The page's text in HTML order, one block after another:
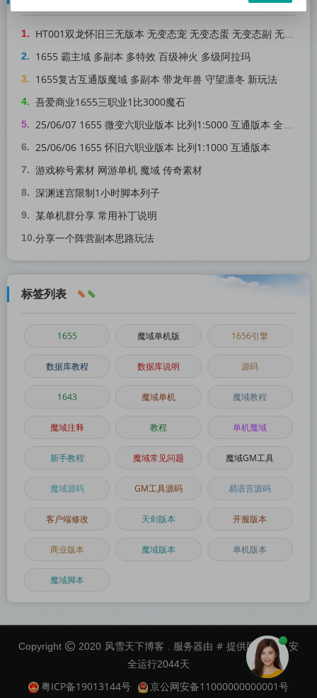
1655 霸主域 多副本 多特效 百级神火 多级阿拉玛
1655复古互通版魔域 多副本 带龙年兽 守望凛冬 新玩法
吾爱商业1655三职业1比3000魔石
25/06/06 1655 怀旧六职业版本 比列1:1000 互通版本
游戏称号素材 网游单机 魔域 传奇素材
深渊迷宫限制1小时脚本列子
某单机群分享 常用补丁说明
分享一个阵营副本思路玩法
标签列表
1655 魔域单机版 1656引擎
数据库教程 数据库说明 源码
1643 魔域单机 魔域教程
魔域注释 教程 单机魔域
新手教程 魔域常见问题 魔域GM工具
魔域源码 GM工具源码 易语言源码
客户端修改 天剑版本 开服版本
商业版本 魔域版本 单机版本
魔域脚本
Copyright 2020 风雪天下博客 . 服务器由 # 提供网络服务 安
全运行2044天
粤ICP备19013144号 京公网安备11000000000001号